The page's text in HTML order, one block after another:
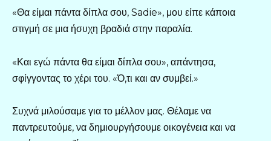
«Θα είμαι πάντα δίπλα σου, Sadie», μου είπε κάποια
στιγμή σε μια ήσυχη βραδιά στην παραλία.
«Και εγώ πάντα θα είμαι δίπλα σου», απάντησα,
σφίγγοντας το χέρι του. «Ό,τι και αν συμβεί.»
Συχνά μιλούσαμε για το μέλλον μας. Θέλαμε να
παντρευτούμε, να δημιουργήσουμε οικογένεια και να